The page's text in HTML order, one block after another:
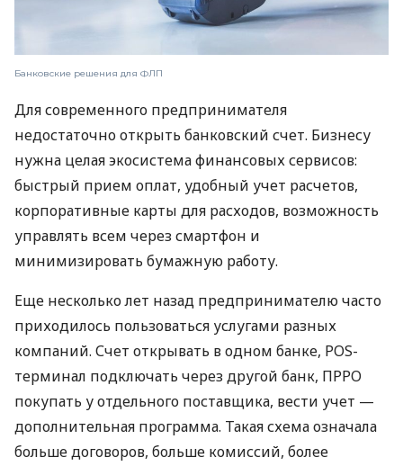
Банковские решения для ФЛП
Для современного предпринимателя
недостаточно открыть банковский счет. Бизнесу
нужна целая экосистема финансовых сервисов:
быстрый прием оплат, удобный учет расчетов,
корпоративные карты для расходов, возможность
управлять всем через смартфон и
минимизировать бумажную работу.
Еще несколько лет назад предпринимателю часто
приходилось пользоваться услугами разных
компаний. Счет открывать в одном банке, POS-
терминал подключать через другой банк, ПРРО
покупать у отдельного поставщика, вести учет —
дополнительная программа. Такая схема означала
больше договоров, больше комиссий, более